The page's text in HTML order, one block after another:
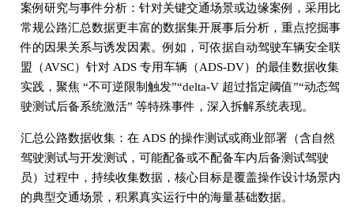
案例研究与事件分析：针对关键交通场景或边缘案例，采用比
常规公路汇总数据更丰富的数据集开展事后分析，重点挖掘事
件的因果关系与诱发因素。例如，可依据自动驾驶车辆安全联
盟（AVSC）针对 ADS 专用车辆（ADS-DV）的最佳数据收集
实践，聚焦 “不可逆限制触发”“delta-V 超过指定阈值”“动态驾
驶测试后备系统激活” 等特殊事件，深入拆解系统表现。
汇总公路数据收集：在 ADS 的操作测试或商业部署（含自然
驾驶测试与开发测试，可能配备或不配备车内后备测试驾驶
员）过程中，持续收集数据，核心目标是覆盖操作设计场景内
的典型交通场景，积累真实运行中的海量基础数据。